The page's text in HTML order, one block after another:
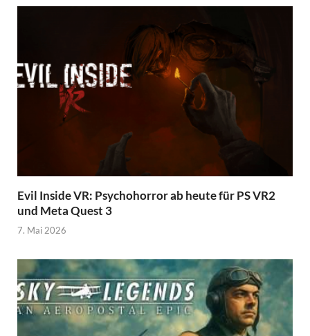
Evil Inside VR: Psychohorror ab heute für PS VR2
und Meta Quest 3
7. Mai 2026